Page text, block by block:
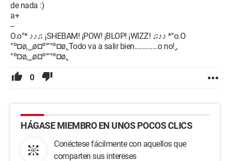
de nada :)
a+
--
O.o°* ♪♪♫ ¡SHEBAM! ¡POW! ¡BLOP! ¡WIZZ! ♫♪♪ *°o.O
°º¤ø,¸¸,ø¤º°'°º¤ø,¸Todo va a salir bien.............o no!¸,
°º¤ø,¸¸,ø¤º°'°º¤ø,¸
0
HÁGASE MIEMBRO EN UNOS POCOS CLICS
Conéctese fácilmente con aquellos que
comparten sus intereses